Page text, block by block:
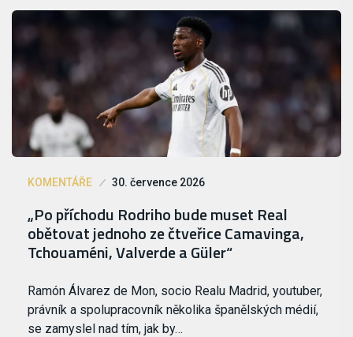
KOMENTÁŘE 30. července 2026
„Po příchodu Rodriho bude muset Real
obětovat jednoho ze čtveřice Camavinga,
Tchouaméni, Valverde a Güler“
Ramón Álvarez de Mon, socio Realu Madrid, youtuber,
právník a spolupracovník několika španělských médií,
se zamyslel nad tím, jak by…